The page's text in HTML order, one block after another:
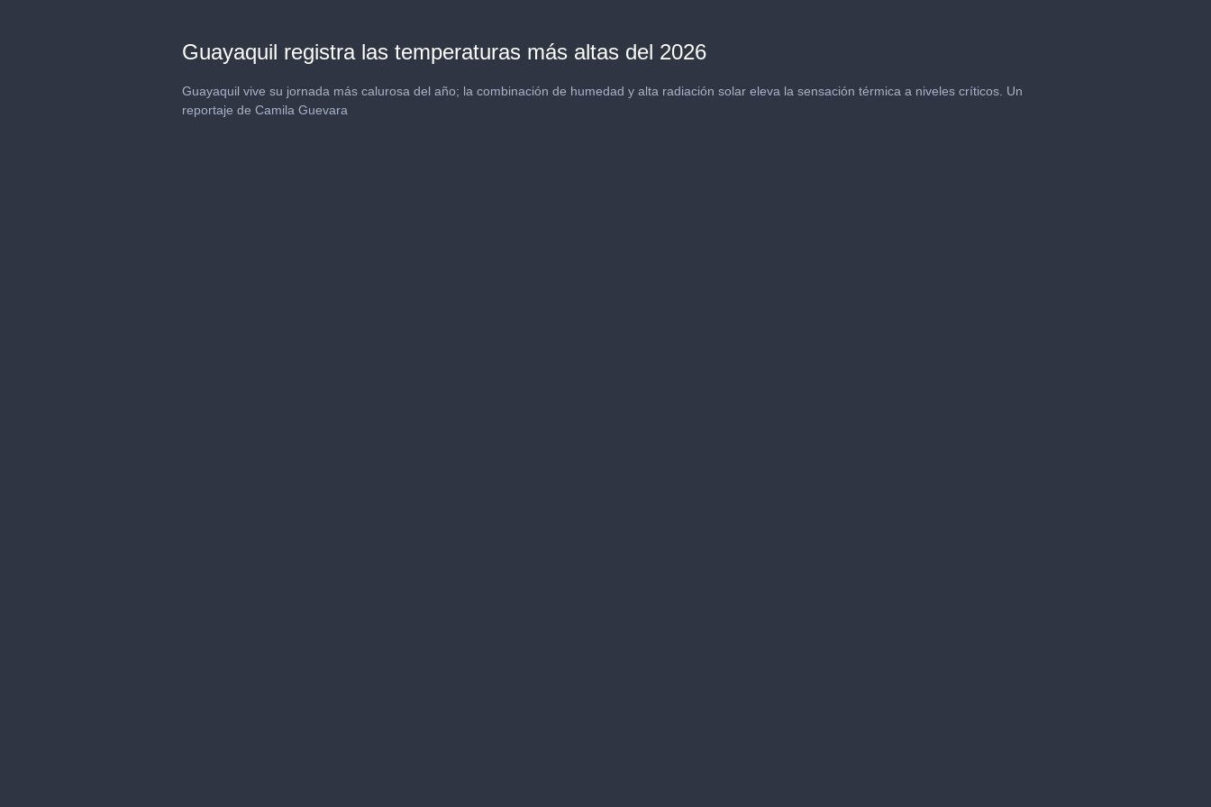
Guayaquil registra las temperaturas más altas del 2026
Guayaquil vive su jornada más calurosa del año; la combinación de humedad y alta radiación solar eleva la sensación térmica a niveles críticos. Un
reportaje de Camila Guevara